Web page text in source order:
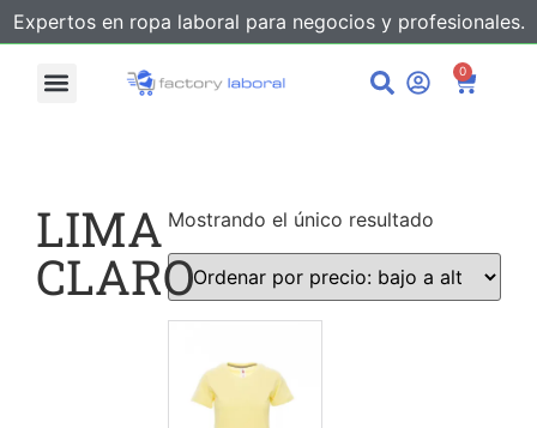
Expertos en ropa laboral para negocios y profesionales.
0
Mostrando el único resultado
LIMA
CLARO